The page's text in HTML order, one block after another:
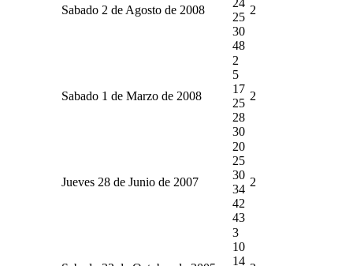
Sabado 2 de Agosto de 2008
25
30
48
2
Sabado 1 de Marzo de 2008
2
5
17
25
28
30
2
Jueves 28 de Junio de 2007
20
25
30
34
42
43
2
3
10
14